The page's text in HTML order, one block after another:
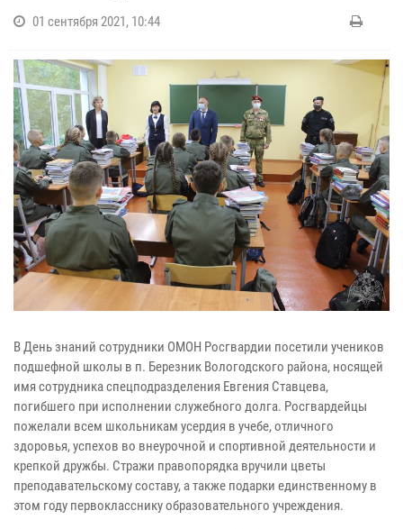
01 сентября 2021, 10:44
В День знаний сотрудники ОМОН Росгвардии посетили учеников
подшефной школы в п. Березник Вологодского района, носящей
имя сотрудника спецподразделения Евгения Ставцева,
погибшего при исполнении служебного долга. Росгвардейцы
пожелали всем школьникам усердия в учебе, отличного
здоровья, успехов во внеурочной и спортивной деятельности и
крепкой дружбы. Стражи правопорядка вручили цветы
преподавательскому составу, а также подарки единственному в
этом году первокласснику образовательного учреждения.